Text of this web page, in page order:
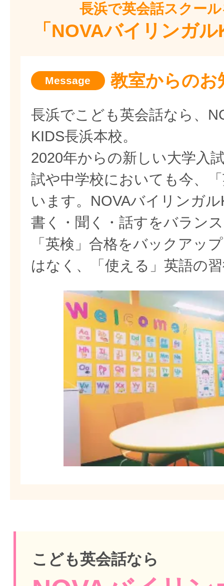
長浜で英会話スクー
「NOVAバイリンガ
教室からのお
長浜でこども英会話なら、
KIDS長浜本校。
2020年からの新しい大学入
試や中学校においても今、
います。NOVAバイリンガ
書く・聞く・話すをバラン
「英検」合格をバックアッ
はなく、「使える」英語の
こども英会話なら